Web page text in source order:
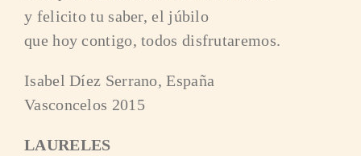
y felicito tu saber, el júbilo
que hoy contigo, todos disfrutaremos.
Isabel Díez Serrano, España
Vasconcelos 2015
LAURELES